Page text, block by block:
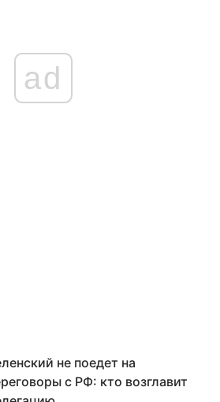
ad
не поедет на
с РФ: кто возглавит